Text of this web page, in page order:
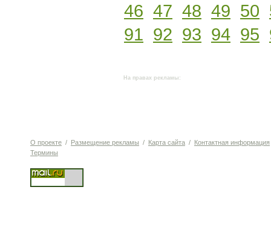
46 47 48 49 50
91 92 93 94 95
На правах рекламы:
О проекте / Размещение рекламы / Карта сайта / Контактная информация
Термины